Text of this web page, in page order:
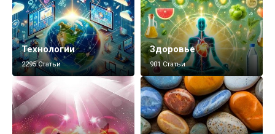
Технологии
2295 Статьи
Здоровье
901 Статьи